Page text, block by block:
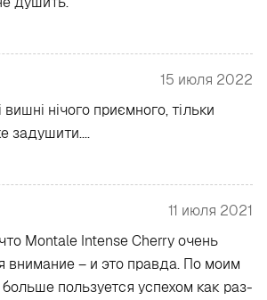
15 июля 2022
нічого приємного, тільки
задушити....
11 июля 2021
Montale Intense Cherry очень
внимание – и это правда. По моим
пользуется успехом как раз-